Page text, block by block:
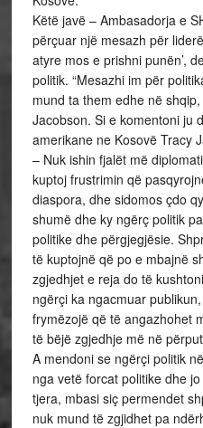
Këtë javë – Ambasadorja e
përçuar një mesazh për
atyre mos e prishni punën’,
politik. “Mesazhi im për
mund ta them edhe në
Jacobson. Si e komentoni ju
amerikane ne Kosovë Tracy
– Nuk ishin fjalët më
kuptoj frustrimin që
diaspora, dhe sidomos çdo
shumë dhe ky ngërç politik
politike dhe përgjegjësie.
të kuptojnë që po e mbajnë
zgjedhjet e reja do të
ngërçi ka ngacmuar
frymëzojë që të angazhohet
të bëjë zgjedhje më në
A mendoni se ngërçi politik
nga vetë forcat politike dhe
tjera, mbasi siç permendet
nuk mund të zgjidhet pa